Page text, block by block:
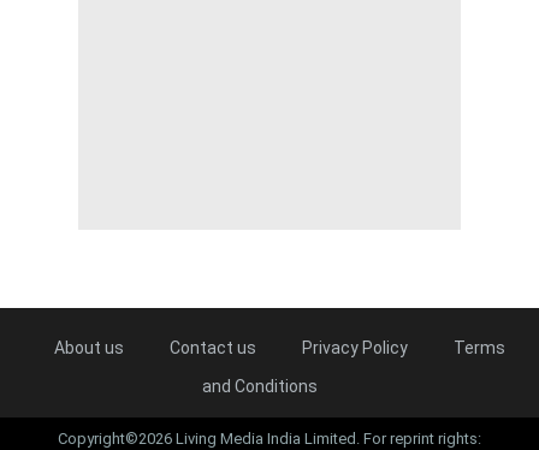
About us Contact us Privacy Policy
Terms
and Conditions
Copyright©2026 Living Media India Limited. For reprint rights: